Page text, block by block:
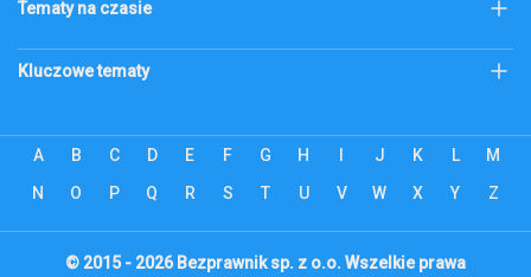
Tematy na czasie
Złoto
Edukacja
Energetyka
Finanse
Firmowy lifestyle
Lokowanie produktu
Moto
Kluczowe tematy
Alior Bank
ZUS
PKO BP
Revolut
Inteligo
A B C D E F G H J K L
M
N
O P Q R S T U V W X Y Z
© 2015 - 2026 Bezprawnik sp. z o.o. Wszelkie prawa